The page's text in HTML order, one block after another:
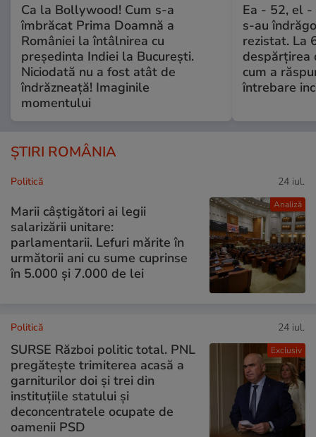
Ca la Bollywood! Cum s-a
îmbrăcat Prima Doamnă a
României la întâlnirea cu
președinta Indiei la București.
Niciodată nu a fost atât de
îndrăzneață! Imaginile
momentului
Ea - 52, el -
s-au
rezistat. La
despărțirea
cum a
întrebare
ȘTIRI ROMÂNIA
Analiză
Politică 24 iul.
Marii câștigători ai legii
salarizării unitare:
parlamentarii. Lefuri mărite în
următorii ani cu sume cuprinse
în 5.000 și 7.000 de lei
Exclusiv
Politică 24 iul.
SURSE Război politic total. PNL
pregătește trimiterea acasă a
garniturilor doi și trei din
instituțiile statului și
deconcentratele ocupate de
oamenii PSD